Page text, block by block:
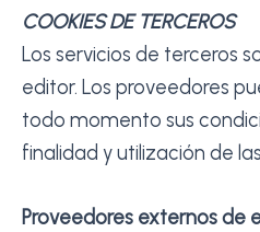
COOKIES DE TERCEROS
Los servicios de terceros
editor. Los proveedores
todo momento sus
finalidad y utilización de
Proveedores externos de